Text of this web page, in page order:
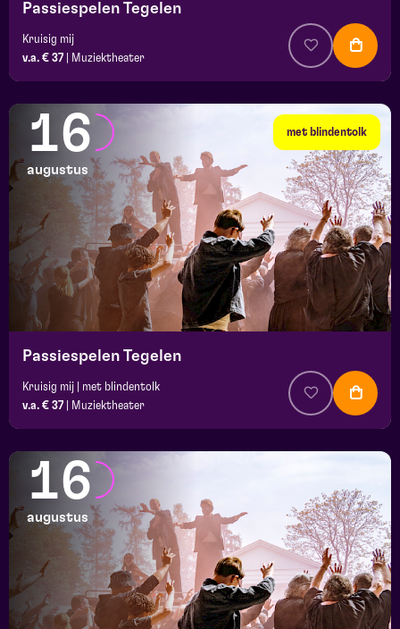
Passiespelen Tegelen
Kruisig mij
v.a. € 37
Muziektheater
met blindentolk
16
augustus
Passiespelen Tegelen
Kruisig mij | met blindentolk
v.a. € 37
Muziektheater
16
augustus